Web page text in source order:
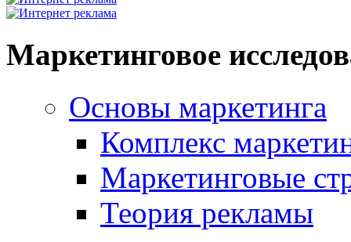
Маркетинговое
Основы маркетинга
Комплекс
Маркетинговые
Теория рекламы